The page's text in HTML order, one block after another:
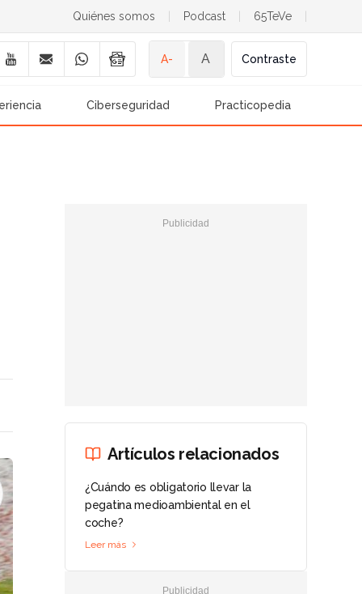
Quiénes somos Podcast 65TeVe
A- A Contraste
Ciberseguridad Practicopedia
Artículos relacionados
¿Cuándo es obligatorio llevar la
pegatina medioambiental en el
coche?
Leer más